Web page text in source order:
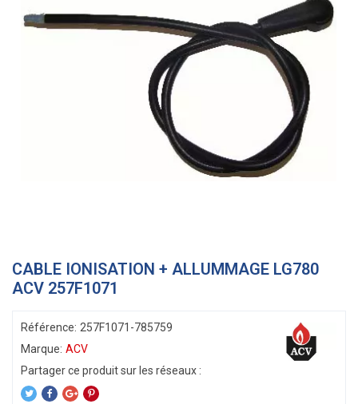
CABLE IONISATION + ALLUMMAGE LG780
ACV 257F1071
Référence: 257F1071-785759
Marque: ACV